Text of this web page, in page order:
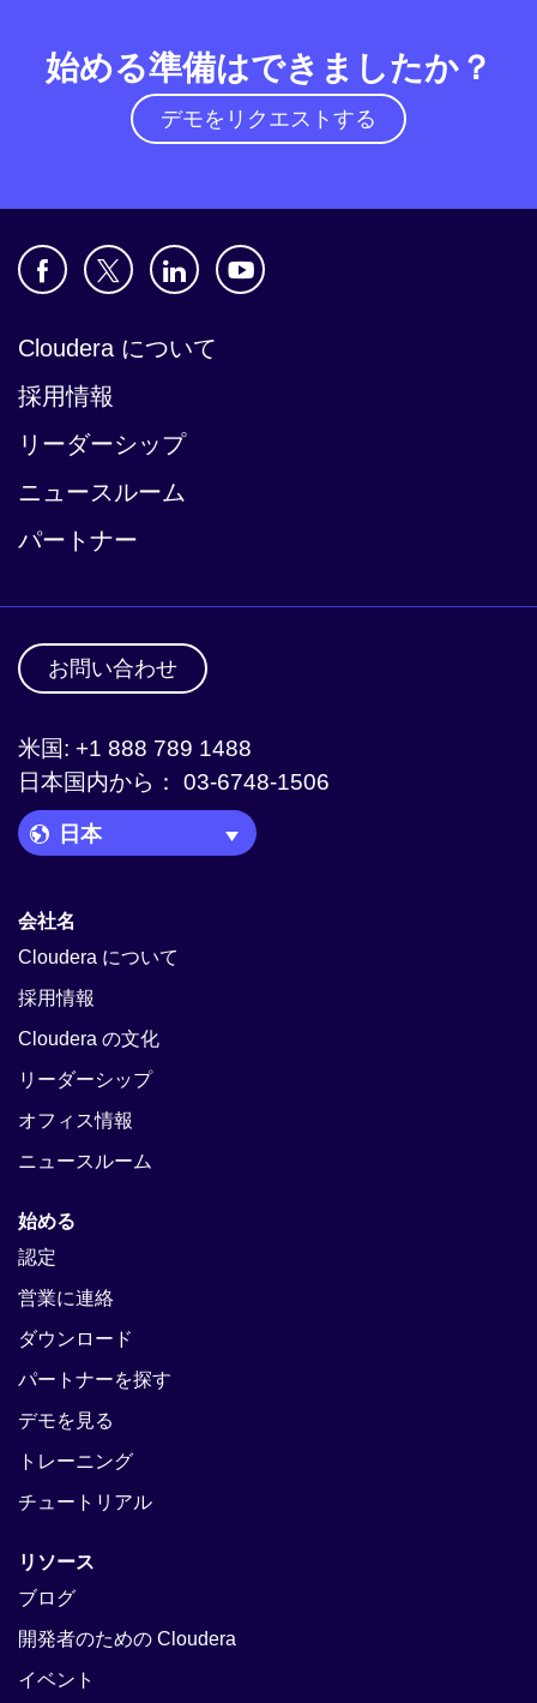
始める準備はできましたか？
デモをリクエストする
Cloudera について
採用情報
リーダーシップ
ニュースルーム
パートナー
お問い合わせ
米国: +1 888 789 1488
日本国内から： 03-6748-1506
Language Picker
会社名
Cloudera について
採用情報
Cloudera の文化
リーダーシップ
オフィス情報
ニュースルーム
始める
認定
営業に連絡
ダウンロード
パートナーを探す
デモを見る
トレーニング
チュートリアル
リソース
ブログ
開発者のための Cloudera
イベント